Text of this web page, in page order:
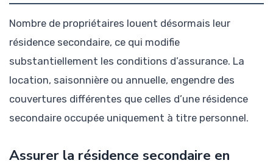
Nombre de propriétaires louent désormais leur
résidence secondaire, ce qui modifie
substantiellement les conditions d’assurance. La
location, saisonnière ou annuelle, engendre des
couvertures différentes que celles d’une résidence
secondaire occupée uniquement à titre personnel.
Assurer la résidence secondaire en